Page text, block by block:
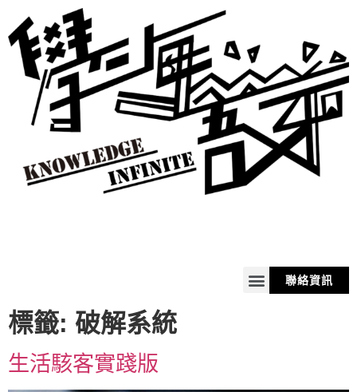
聯絡資訊
標籤: 破解系統
生活駭客實踐版